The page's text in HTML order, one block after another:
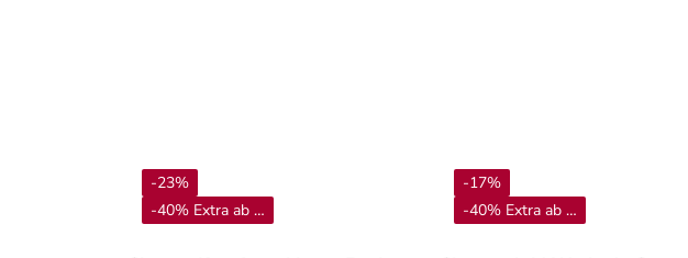
-23%
-40% Extra ab 4**
-17%
-40% Extra ab 4**